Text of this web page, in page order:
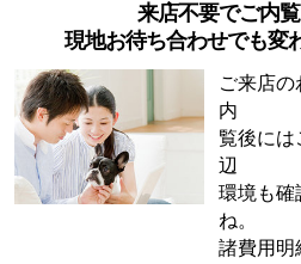
来店不要でご内
現地お待ち合わせでも変
ご来店
内
覧後には
辺
環境も確
ね。
諸費用明